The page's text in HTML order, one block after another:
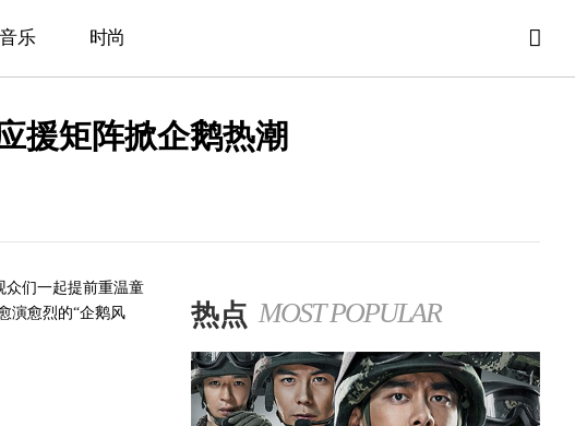
音乐 时尚
援矩阵掀企鹅热潮
众们一起提前重温童
演愈烈的“企鹅风
热点 MOST POPULAR